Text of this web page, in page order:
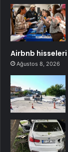
Airbnb
Ağustos 8, 2026